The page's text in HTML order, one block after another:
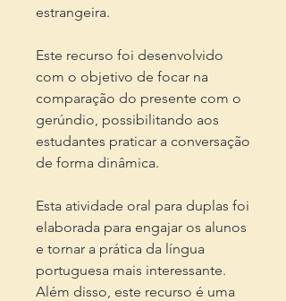
estrangeira.
Este recurso foi desenvolvido
com o objetivo de focar na
comparação do presente com o
gerúndio, possibilitando aos
estudantes praticar a conversação
de forma dinâmica.
Esta atividade oral para duplas foi
elaborada para engajar os alunos
e tornar a prática da língua
portuguesa mais interessante.
Além disso, este recurso é uma